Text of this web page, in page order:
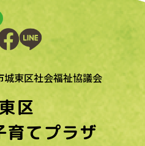
東区社会福祉協議会
区
育てプラザ